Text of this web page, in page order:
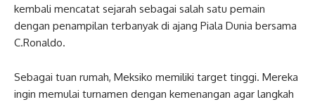
kembali mencatat sejarah sebagai salah satu pemain
dengan penampilan terbanyak di ajang Piala Dunia bersama
C.Ronaldo.
Sebagai tuan rumah, Meksiko memiliki target tinggi. Mereka
ingin memulai turnamen dengan kemenangan agar langkah